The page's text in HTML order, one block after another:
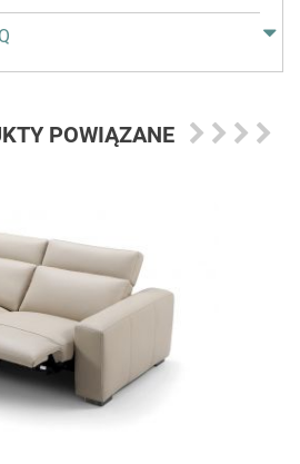
POWIĄZANE